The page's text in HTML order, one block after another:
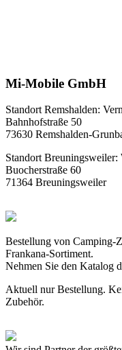
Mi-Mobile GmbH
Standort Remshalden:
Bahnhofstraße 50
73630 Remshalden-
Standort Breuningsweiler:
Buocherstraße 60
71364 Breuningsweiler
Bestellung von Camping-
Frankana-Sortiment.
Nehmen Sie den Katalog
Aktuell nur Bestellung.
Zubehör.